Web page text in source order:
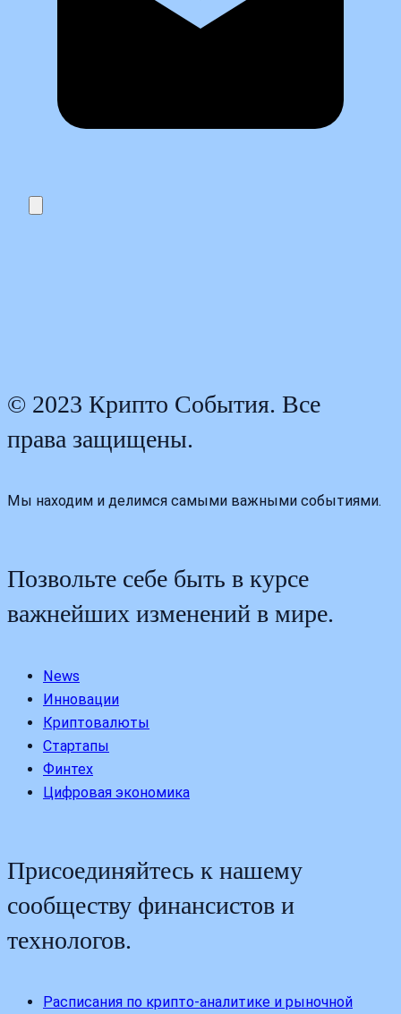
© 2023 Крипто События. Все
права защищены.
Мы находим и делимся самыми важными событиями.
Позвольте себе быть в курсе
важнейших изменений в мире.
News
Инновации
Криптовалюты
Стартапы
Финтех
Цифровая экономика
Присоединяйтесь к нашему
сообществу финансистов и
технологов.
Расписания по крипто-аналитике и рыночной